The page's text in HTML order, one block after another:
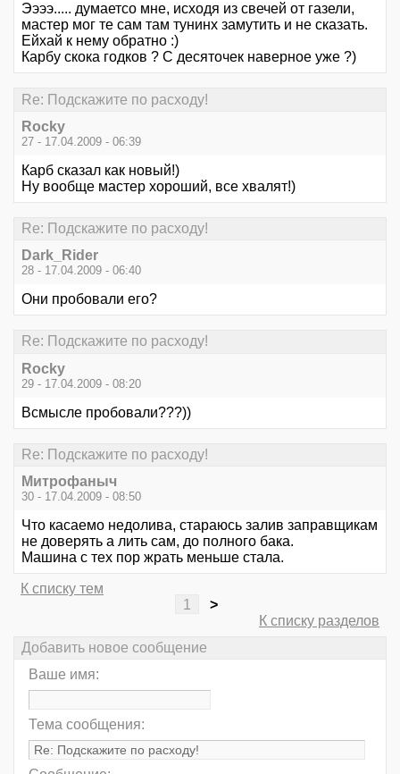
Ээээ..... думаетсо мне, исходя из свечей от газели,
мастер мог те сам там тунинх замутить и не сказать.
Ейхай к нему обратно :)
Карбу скока годков ? С десяточек наверное уже ?)
Re: Подскажите по расходу!
Rocky
27 - 17.04.2009 - 06:39
Карб сказал как новый!)
Ну вообще мастер хороший, все хвалят!)
Re: Подскажите по расходу!
Dark_Rider
28 - 17.04.2009 - 06:40
Они пробовали его?
Re: Подскажите по расходу!
Rocky
29 - 17.04.2009 - 08:20
Всмысле пробовали???))
Re: Подскажите по расходу!
Митрофаныч
30 - 17.04.2009 - 08:50
Что касаемо недолива, стараюсь залив заправщикам
не доверять а лить сам, до полного бака.
Машина с тех пор жрать меньше стала.
К списку тем
1
>
К списку разделов
Добавить новое сообщение
Ваше имя:
Тема сообщения: